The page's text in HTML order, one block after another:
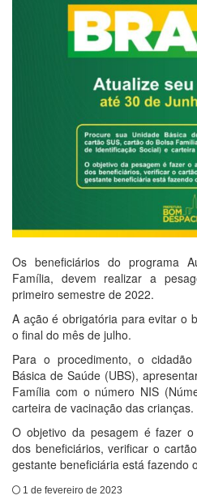
Os beneficiários do programa
Família, devem realizar a
primeiro semestre de 2022.
A ação é obrigatória para evitar o
o final do mês de julho.
Para o procedimento, o
Básica de Saúde (UBS),
Família com o número NIS
carteira de vacinação das crianças.
O objetivo da pesagem é fazer o
dos beneficiários, verificar o
gestante beneficiária está fazendo
1 de fevereiro de 2023